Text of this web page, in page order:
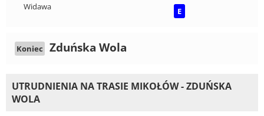
Widawa
E
Koniec Zduńska Wola
UTRUDNIENIA NA TRASIE MIKOŁÓW - ZDUŃSKA
WOLA